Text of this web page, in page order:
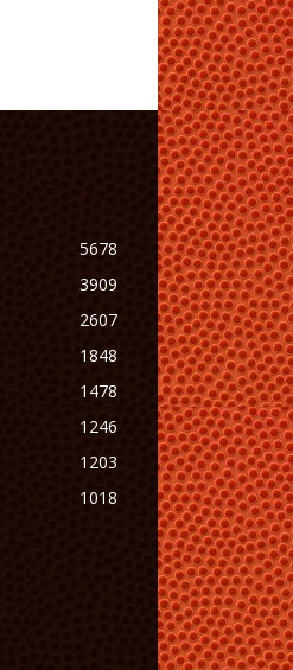
5678
3909
2607
1848
1478
1246
1203
1018